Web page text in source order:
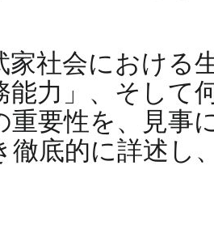
社会における
力」、そして
要性を、見事
底的に詳述し